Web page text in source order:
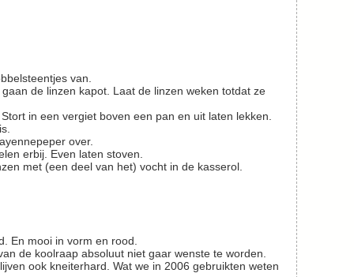
van.
in een vergiet boven een pan en uit laten lekken.
over.
erbij. Even laten stoven.
met (een deel van het) vocht in de kasserol.
En mooi in vorm en rood.
de koolraap absoluut niet gaar wenste te worden.
ook kneiterhard. Wat we in 2006 gebruikten weten